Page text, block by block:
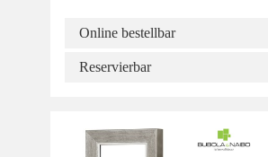
Online bestellbar
Reservierbar